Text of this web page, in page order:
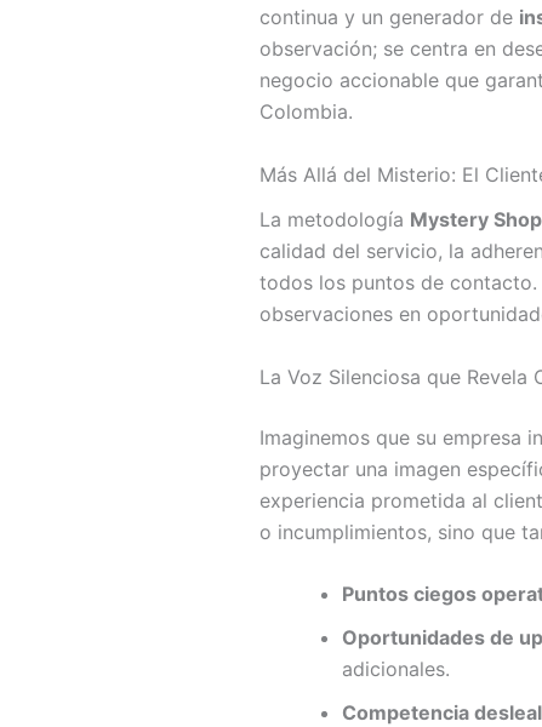
continua y un generador de
observación; se centra en
negocio accionable que
Colombia.
Más Allá del Misterio: El
La metodología Mystery
calidad del servicio, la
todos los puntos de
observaciones en
La Voz Silenciosa que Revela
Imaginemos que su empresa
proyectar una imagen
experiencia prometida al
o incumplimientos, sino que
Puntos ciegos
Oportunidades de
adicionales.
Competencia